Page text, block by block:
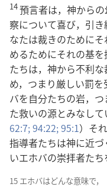
14預言者は，神から
察について喜び，引
なたは裁きのために
めるためにそれの基
たちは，神から不利
め，つまり厳しい罰
バを自分たちの岩，
た救いの源とみなし
62:7;94:22;95:1）そ
指導者たちは神に近
いエホバの崇拝者たち
15 エホバはどんな意味で